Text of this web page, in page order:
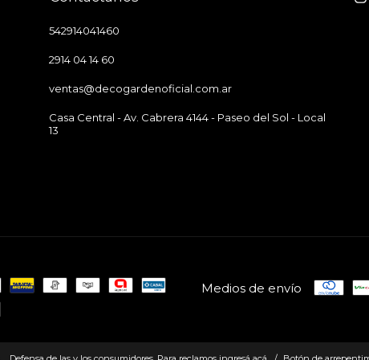
542914041460
2914 04 14 60
ventas@decogardenoficial.com.ar
Casa Central - Av. Cabrera 4144 - Paseo del Sol - Local
13
Medios de envío